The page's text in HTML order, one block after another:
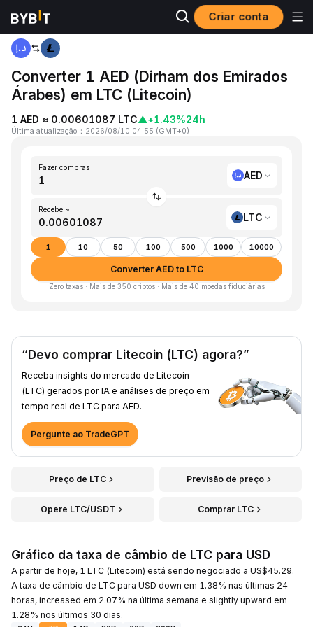
Criar conta
Página inicial
Converter 1 AED (Dirham dos Emirados
Árabes) em LTC (Litecoin)
1 AED ≈ 0.00601087 LTC▲+1.43%24h
Última atualização ： 2026/08/10 04:55 (GMT+0)
Fazer compras
AED
Recebe ~
LTC
1 10 50 100 500 1000 10000
Converter AED to LTC
Zero taxas · Mais de 350 criptos · Mais de 40 moedas fiduciárias
“Devo comprar Litecoin (LTC) agora?”
Receba insights do mercado de Litecoin
(LTC) gerados por IA e análises de preço em
tempo real de LTC para AED.
Pergunte ao TradeGPT
Preço de LTC Previsão de preço
Opere LTC/USDT Comprar LTC
Gráfico da taxa de câmbio de LTC para USD
A partir de hoje, 1 LTC (Litecoin) está sendo negociado a US$45.29.
A taxa de câmbio de LTC para USD down em 1.38% nas últimas 24
horas, increased em 2.07% na última semana e slightly upward em
1.28% nos últimos 30 dias.